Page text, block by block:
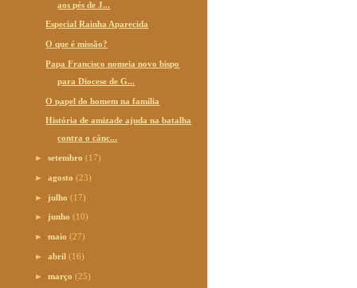
aos pés de J...
Especial Rainha Aparecida
O que é missão?
Papa Francisco nomeia novo bispo
para Diocese de G...
O papel do homem na família
História de amizade ajuda na batalha
contra o cânc...
►setembro(17)
►agosto(23)
► julho(17)
► junho(10)
►maio(27)
►abril(16)
►março(25)